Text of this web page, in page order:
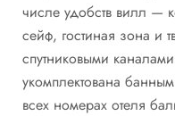
числе удобств вилл —
сейф, гостиная зона и
спутниковыми
укомплектована
всех номерах отеля